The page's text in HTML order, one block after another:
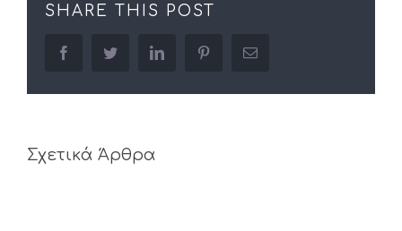
SHARE THIS POST
facebooktwitter linkedin pinterestEmail
Σχετικά Άρθρα